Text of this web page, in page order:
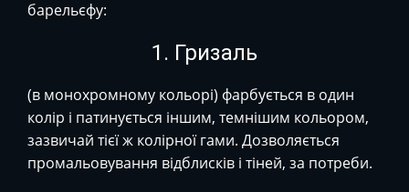
барельєфу:
1. Гризаль
(в монохромному кольорі) фарбується в один
колір і патинується іншим, темнішим кольором,
зазвичай тієї ж колірної гами. Дозволяється
промальовування відблисків і тіней, за потреби.